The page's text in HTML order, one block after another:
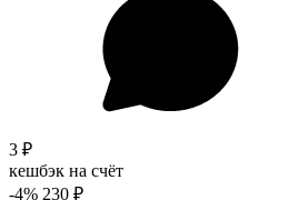
3 ₽
кешбэк на счёт
-4% 230 ₽